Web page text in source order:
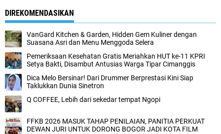
DIREKOMENDASIKAN
VanGard Kitchen & Garden, Hidden Gem Kuliner dengan
Suasana Asri dan Menu Menggoda Selera
Pemeriksaan Kesehatan Gratis Meriahkan HUT ke-11 KPRI
Setya Bakti, Disambut Antusias Warga Tipar Cimanggis
Dica Melo Bersinar! Dari Drummer Berprestasi Kini Siap
Taklukkan Dunia Sinetron
Q COFFEE, Lebih dari sekedar tempat Ngopi
FFKB 2026 MASUK TAHAP PENILAIAN, PANITIA PERKUAT
DEWAN JURI UNTUK DORONG BOGOR JADI KOTA FILM